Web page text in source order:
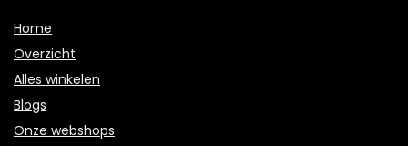
Home
Overzicht
Alles winkelen
Blogs
Onze webshops